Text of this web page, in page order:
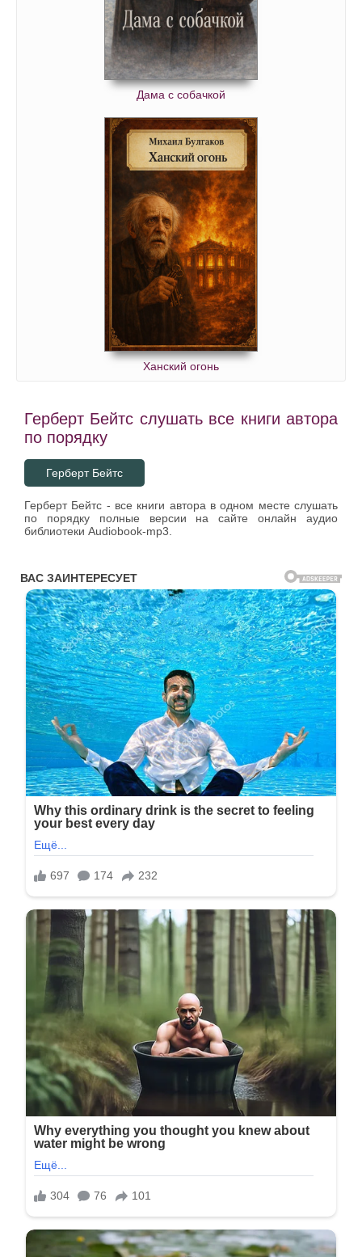
Дама с собачкой
Ханский огонь
Герберт Бейтс слушать все книги автора
по порядку
Герберт Бейтс
Герберт Бейтс - все книги автора в одном месте слушать
по порядку полные версии на сайте онлайн аудио
библиотеки Audiobook-mp3.